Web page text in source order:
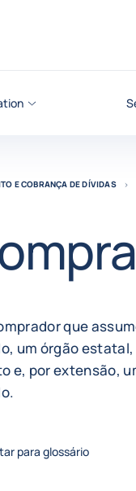
E COBRANÇA DE DÍVIDAS
que
um órgão
e, por extensão,
para glossário